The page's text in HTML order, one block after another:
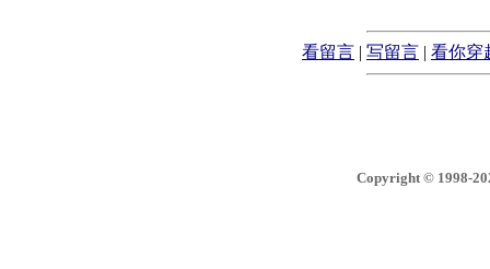
看留言 | 写留言 | 看你穿
Copyright © 1998-